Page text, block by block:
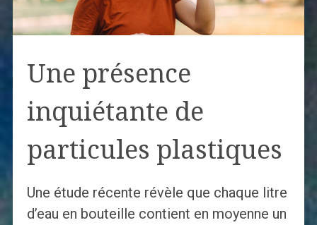
Une présence
inquiétante de
particules plastiques
Une étude récente révèle que chaque litre
d’eau en bouteille contient en moyenne un